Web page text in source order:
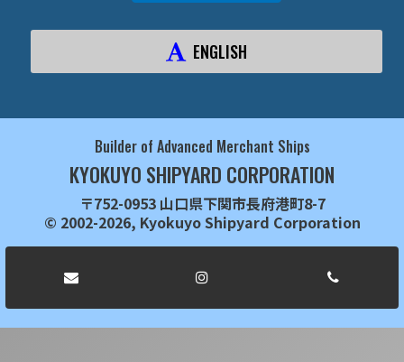
ENGLISH
Builder of Advanced Merchant Ships
KYOKUYO SHIPYARD CORPORATION
〒752-0953 山口県下関市長府港町8-7
© 2002-2026, Kyokuyo Shipyard Corporation